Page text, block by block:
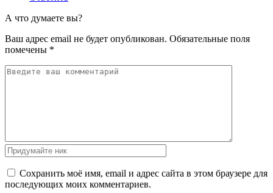
А что думаете вы?
Ваш адрес email не будет опубликован. Обязательные поля
помечены *
Сохранить моё имя, email и адрес сайта в этом браузере для
последующих моих комментариев.